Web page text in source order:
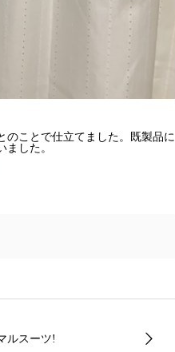
のことで仕立てました。既製品に
した。
ルスーツ!